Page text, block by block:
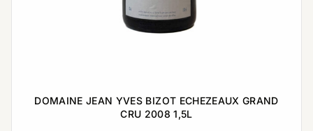
DOMAINE JEAN YVES BIZOT ECHEZEAUX GRAND
CRU 2008 1,5L